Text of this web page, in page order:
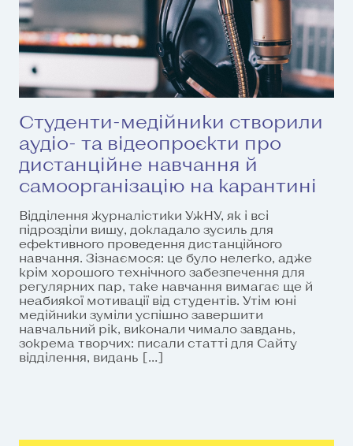
Студенти-медійники створили
аудіо- та відеопроєкти про
дистанційне навчання й
самоорганізацію на карантині
Відділення журналістики УжНУ, як і всі
підрозділи вишу, докладало зусиль для
ефективного проведення дистанційного
навчання. Зізнаємося: це було нелегко, адже
крім хорошого технічного забезпечення для
регулярних пар, таке навчання вимагає ще й
неабиякої мотивації від студентів. Утім юні
медійники зуміли успішно завершити
навчальний рік, виконали чимало завдань,
зокрема творчих: писали статті для Сайту
відділення, видань […]